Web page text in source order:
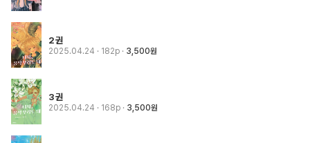
2권
2025.04.24 · 182p 3,500원
3권
2025.04.24 · 168p 3,500원